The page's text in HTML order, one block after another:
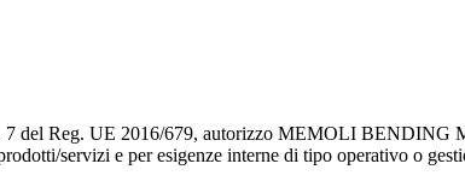
Reg. UE 2016/679, autorizzo MEMOLI BENDING
servizi e per esigenze interne di tipo operativo o